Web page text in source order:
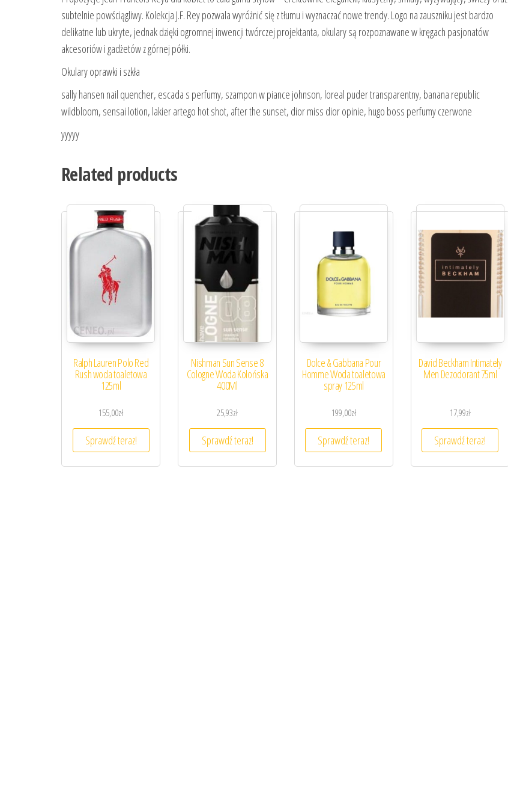
subtelnie powściągliwy. Kolekcja J.F. Rey pozwala wyróżnić się z tłumu i wyznaczać nowe trendy. Logo na zauszniku jest bardzo
delikatne lub ukryte, jednak dzięki ogromnej inwencji twórczej projektanta, okulary są rozpoznawane w kręgach pasjonatów
akcesoriów i gadżetów z górnej półki.
Okulary oprawki i szkła
sally hansen nail quencher, escada s perfumy, szampon w piance johnson, loreal puder transparentny, banana republic
wildbloom, sensai lotion, lakier artego hot shot, after the sunset, dior miss dior opinie, hugo boss perfumy czerwone
yyyyy
Related products
Ralph Lauren Polo Red
Rush woda toaletowa
125ml
155,00zł
Sprawdź teraz!
Nishman Sun Sense 8
Cologne Woda Kolońska
400Ml
25,93zł
Sprawdź teraz!
Dolce & Gabbana Pour
Homme Woda toaletowa
spray 125ml
199,00zł
Sprawdź teraz!
David Beckham Intimately
Men Dezodorant 75ml
17,99zł
Sprawdź teraz!